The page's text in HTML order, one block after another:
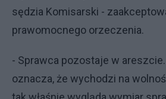
sędzia Komisarski -
prawomocnego orzeczenia.
- Sprawca pozostaje w
oznacza, że wychodzi na